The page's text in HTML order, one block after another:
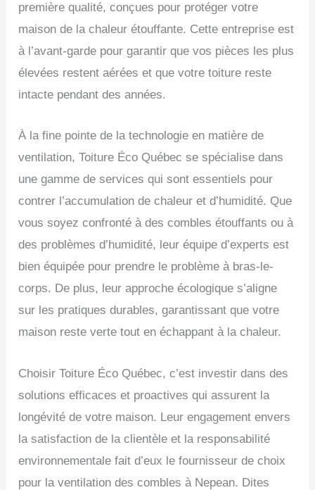
première qualité, conçues pour protéger votre
maison de la chaleur étouffante. Cette entreprise est
à l’avant-garde pour garantir que vos pièces les plus
élevées restent aérées et que votre toiture reste
intacte pendant des années.
À la fine pointe de la technologie en matière de
ventilation, Toiture Éco Québec se spécialise dans
une gamme de services qui sont essentiels pour
contrer l’accumulation de chaleur et d’humidité. Que
vous soyez confronté à des combles étouffants ou à
des problèmes d’humidité, leur équipe d’experts est
bien équipée pour prendre le problème à bras-le-
corps. De plus, leur approche écologique s’aligne
sur les pratiques durables, garantissant que votre
maison reste verte tout en échappant à la chaleur.
Choisir Toiture Éco Québec, c’est investir dans des
solutions efficaces et proactives qui assurent la
longévité de votre maison. Leur engagement envers
la satisfaction de la clientèle et la responsabilité
environnementale fait d’eux le fournisseur de choix
pour la ventilation des combles à Nepean. Dites